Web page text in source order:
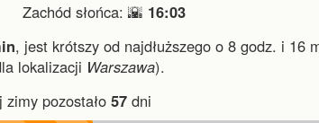
Zachód słońca: 🌇 16:03
, jest krótszy od najdłuższego o 8 godz. i 16
lokalizacji Warszawa).
pozostało 57 dni